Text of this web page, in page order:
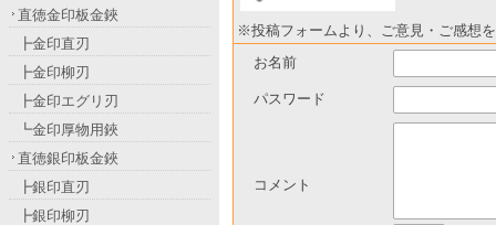
※投稿フォームより、ご意見・ご感想
お名前
パスワード
コメント
直徳金印板金鋏
┣金印直刃
┣金印柳刃
┣金印エグリ刃
┗金印厚物用鋏
直徳銀印板金鋏
┣銀印直刃
┣銀印柳刃